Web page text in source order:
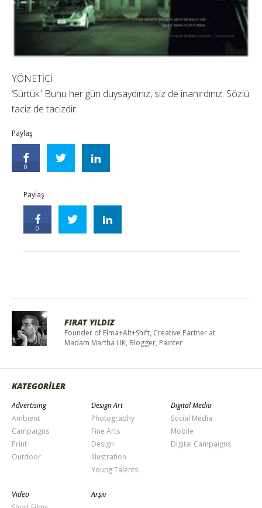
YÖNETİCİ
‘Sürtük.’ Bunu her gün duysaydınız, siz de inanırdınız. Sözlü
taciz de tacizdir.
Paylaş
0
Paylaş
0
FIRAT YILDIZ
Founder of Elma+Alt+Shift, Creative Partner at
Madam Martha UK, Blogger, Painter
KATEGORİLER
Advertising
Ambient
Campaigns
Print
Outdoor
Design Art
Photography
Fine Arts
Design
Illustration
Young Talents
Digital Media
Social Media
Mobile
Digital Campaigns
Video
Arşiv